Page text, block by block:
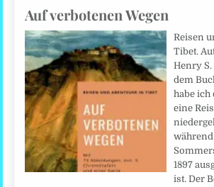
Auf verbotenen Wegen
Reisen
Tibet.
Henry S.
dem
habe ich
eine
1897
ist. Der